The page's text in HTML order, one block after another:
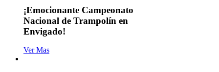
¡Emocionante Campeonato
Nacional de Trampolín en
Envigado!
Ver Mas